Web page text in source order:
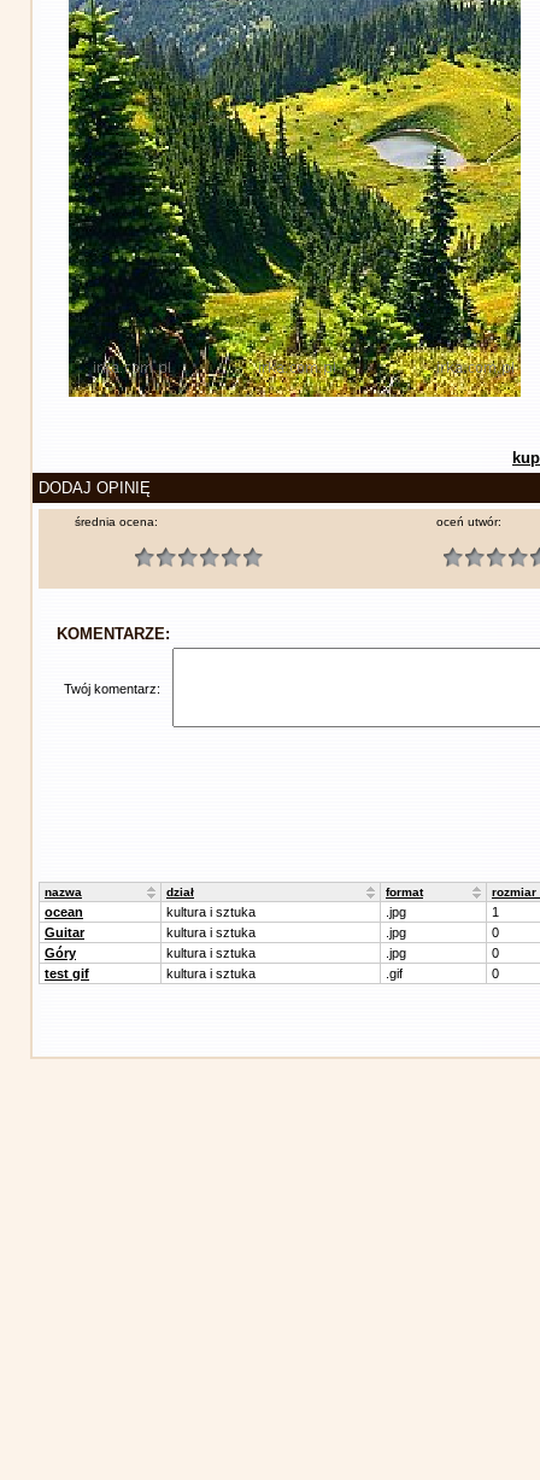
DODAJ OPINIĘ
średnia ocena: oceń utwór:
KOMENTARZE:
Twój komentarz:
nazwa dział format rozmiar
ocean kultura i sztuka .jpg
1
Guitar
kultura i sztuka .jpg
0
Góry
kultura i sztuka .jpg
0
test gif
kultura i sztuka .gif 0